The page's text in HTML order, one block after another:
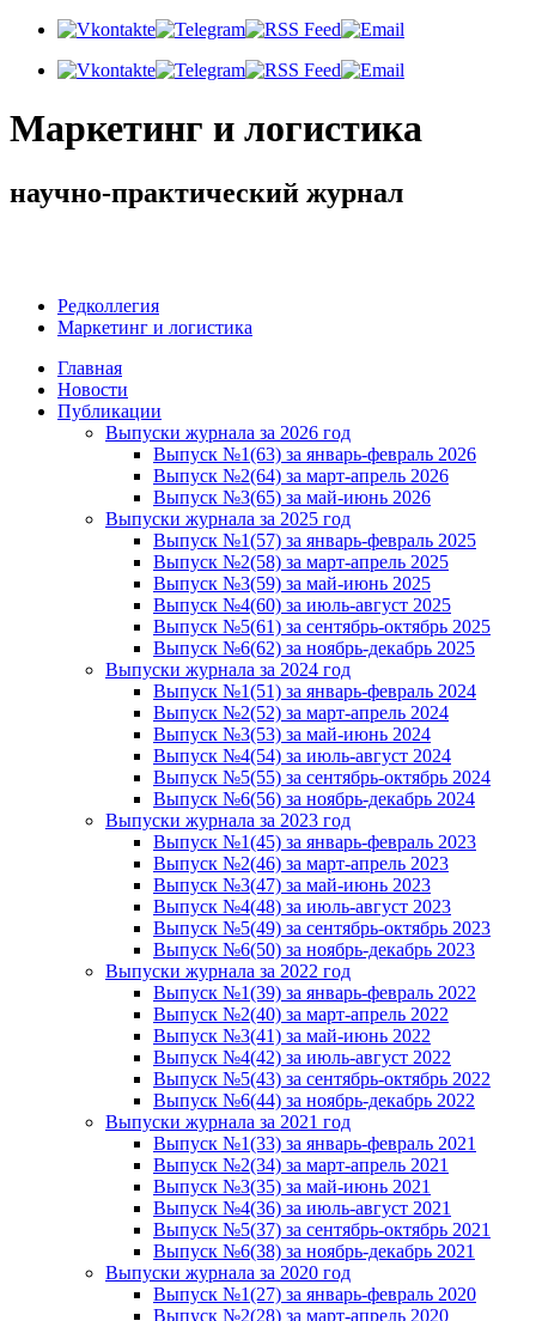
Маркетинг и логистика
научно-практический журнал
Редколлегия
Маркетинг и логистика
Главная
Новости
Публикации
Выпуски журнала за 2026 год
Выпуск №1(63) за январь-февраль 2026
Выпуск №2(64) за март-апрель 2026
Выпуск №3(65) за май-июнь 2026
Выпуски журнала за 2025 год
Выпуск №1(57) за январь-февраль 2025
Выпуск №2(58) за март-апрель 2025
Выпуск №3(59) за май-июнь 2025
Выпуск №4(60) за июль-август 2025
Выпуск №5(61) за сентябрь-октябрь 2025
Выпуск №6(62) за ноябрь-декабрь 2025
Выпуски журнала за 2024 год
Выпуск №1(51) за январь-февраль 2024
Выпуск №2(52) за март-апрель 2024
Выпуск №3(53) за май-июнь 2024
Выпуск №4(54) за июль-август 2024
Выпуск №5(55) за сентябрь-октябрь 2024
Выпуск №6(56) за ноябрь-декабрь 2024
Выпуски журнала за 2023 год
Выпуск №1(45) за январь-февраль 2023
Выпуск №2(46) за март-апрель 2023
Выпуск №3(47) за май-июнь 2023
Выпуск №4(48) за июль-август 2023
Выпуск №5(49) за сентябрь-октябрь 2023
Выпуск №6(50) за ноябрь-декабрь 2023
Выпуски журнала за 2022 год
Выпуск №1(39) за январь-февраль 2022
Выпуск №2(40) за март-апрель 2022
Выпуск №3(41) за май-июнь 2022
Выпуск №4(42) за июль-август 2022
Выпуск №5(43) за сентябрь-октябрь 2022
Выпуск №6(44) за ноябрь-декабрь 2022
Выпуски журнала за 2021 год
Выпуск №1(33) за январь-февраль 2021
Выпуск №2(34) за март-апрель 2021
Выпуск №3(35) за май-июнь 2021
Выпуск №4(36) за июль-август 2021
Выпуск №5(37) за сентябрь-октябрь 2021
Выпуск №6(38) за ноябрь-декабрь 2021
Выпуски журнала за 2020 год
Выпуск №1(27) за январь-февраль 2020
Выпуск №2(28) за март-апрель 2020